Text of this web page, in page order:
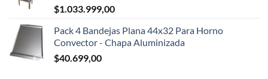
$1.033.999,00
Pack 4 Bandejas Plana 44x32 Para Horno
Convector - Chapa Aluminizada
$40.699,00